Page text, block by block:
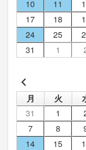
10
11
17
18
24
25
31
1
月 火
31
1
7
8
14
15